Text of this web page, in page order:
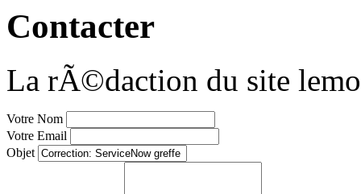
Contacter
La rÃ©daction du site
Votre Nom
Votre Email
Objet